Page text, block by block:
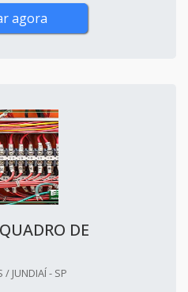
agora
DE
/ JUNDIAÍ - SP